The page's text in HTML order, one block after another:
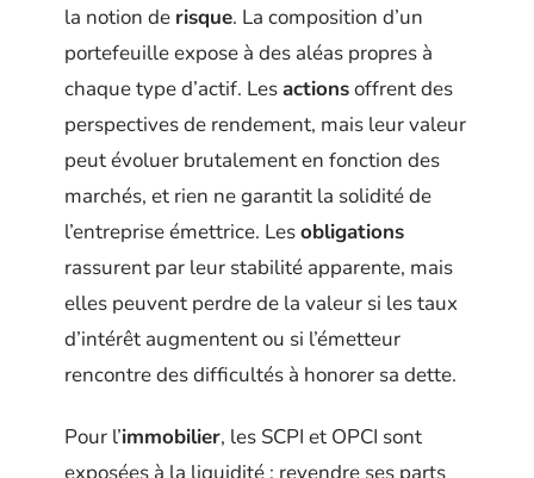
la notion de risque. La composition d’un
portefeuille expose à des aléas propres à
chaque type d’actif. Lesactionsoffrent des
perspectives de rendement, mais leur valeur
peut évoluer brutalement en fonction des
marchés, et rien ne garantit la solidité de
l’entreprise émettrice. Lesobligations
rassurent par leur stabilité apparente, mais
elles peuvent perdre de la valeur si les taux
d’intérêt augmentent ou si l’émetteur
rencontre des difficultés à honorer sa dette.
Pour l’immobilier, les SCPI et OPCI sont